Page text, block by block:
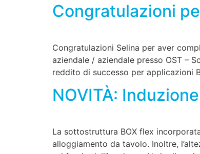
Congratulazioni
Congratulazioni Selina per aver
aziendale / aziendale presso OST –
reddito di successo per applicazioni
NOVITÀ:
La sottostruttura BOX flex
alloggiamento da tavolo. Inoltre,